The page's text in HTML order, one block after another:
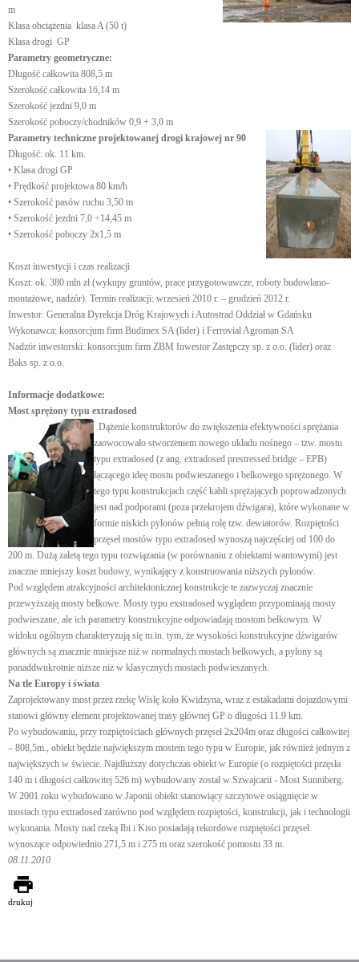
m
Klasa obciążenia klasa A (50 t)
Klasa drogi GP
Parametry geometryczne:
Długość całkowita 808,5 m
Szerokość całkowita 16,14 m
Szerokość jezdni 9,0 m
Szerokość poboczy/chodników 0,9 + 3,0 m
Parametry techniczne projektowanej drogi krajowej nr 90
Długość: ok. 11 km.
• Klasa drogi GP
• Prędkość projektowa 80 km/h
• Szerokość pasów ruchu 3,50 m
• Szerokość jezdni 7,0 ÷14,45 m
• Szerokość poboczy 2x1,5 m
Koszt inwestycji i czas realizacji
Koszt: ok. 380 mln zł (wykupy gruntów, prace przygotowawcze, roboty budowlano-
montażowe, nadzór). Termin realizacji: wrzesień 2010 r. – grudzień 2012 r.
Inwestor: Generalna Dyrekcja Dróg Krajowych i Autostrad Oddział w Gdańsku
Wykonawca: konsorcjum firm Budimex SA (lider) i Ferrovial Agroman SA
Nadzór inwestorski: konsorcjum firm ZBM Inwestor Zastępczy sp. z o.o. (lider) oraz
Baks sp. z o.o.
Informacje dodatkowe:
Most sprężony typu extradosed
Dążenie konstruktorów do zwiększenia efektywności sprężania
zaowocowało stworzeniem nowego układu nośnego – tzw. mostu
typu extradosed (z ang. extradosed prestressed bridge – EPB)
łączącego ideę mostu podwieszanego i belkowego sprężonego. W
tego typu konstrukcjach część kabli sprężających poprowadzonych
jest nad podporami (poza przekrojem dźwigara), które wykonane w
formie niskich pylonów pełnią rolę tzw. dewiatorów. Rozpiętości
przęseł mostów typu extradosed wynoszą najczęściej od 100 do
200 m. Dużą zaletą tego typu rozwiązania (w porównaniu z obiektami wantowymi) jest
znaczne mniejszy koszt budowy, wynikający z konstruowania niższych pylonów.
Pod względem atrakcyjności architektonicznej konstrukcje te zazwyczaj znacznie
przewyższają mosty belkowe. Mosty typu exstradosed wyglądem przypominają mosty
podwieszane, ale ich parametry konstrukcyjne odpowiadają mostom belkowym. W
widoku ogólnym charakteryzują się m.in. tym, że wysokości konstrukcyjne dźwigarów
głównych są znacznie mniejsze niż w normalnych mostach belkowych, a pylony są
ponaddwukrotnie niższe niż w klasycznych mostach podwieszanych.
Na tle Europy i świata
Zaprojektowany most przez rzekę Wisłę koło Kwidzyna, wraz z estakadami dojazdowymi
stanowi główny element projektowanej trasy głównej GP o długości 11.9 km.
Po wybudowaniu, przy rozpiętościach głównych przęseł 2x204m oraz długości całkowitej
– 808,5m., obiekt będzie największym mostem tego typu w Europie, jak również jednym z
największych w świecie. Najdłuższy dotychczas obiekt w Europie (o rozpiętości przęsła
140 m i długości całkowitej 526 m) wybudowany został w Szwajcarii - Most Sunniberg.
W 2001 roku wybudowano w Japonii obiekt stanowiący szczytowe osiągnięcie w
mostach typu extradosed zarówno pod względem rozpiętości, konstrukcji, jak i technologii
wykonania. Mosty nad rzeką Ibi i Kiso posiadają rekordowe rozpiętości przęseł
wynoszące odpowiednio 271,5 m i 275 m oraz szerokość pomostu 33 m.
08.11.2010
drukuj